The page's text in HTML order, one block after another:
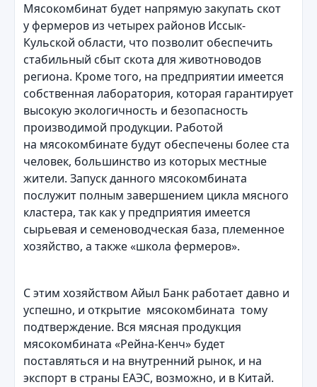
Мясокомбинат будет напрямую закупать скот
у фермеров из четырех районов Иссык-
Кульской области, что позволит обеспечить
стабильный сбыт скота для животноводов
региона. Кроме того, на предприятии имеется
собственная лаборатория, которая гарантирует
высокую экологичность и безопасность
производимой продукции. Работой
на мясокомбинате будут обеспечены более ста
человек, большинство из которых местные
жители. Запуск данного мясокомбината
послужит полным завершением цикла мясного
кластера, так как у предприятия имеется
сырьевая и семеноводческая база, племенное
хозяйство, а также «школа фермеров».
С этим хозяйством Айыл Банк работает давно и
успешно, и открытие мясокомбината тому
подтверждение. Вся мясная продукция
мясокомбината «Рейна-Кенч» будет
поставляться и на внутренний рынок, и на
экспорт в страны ЕАЭС, возможно, и в Китай.